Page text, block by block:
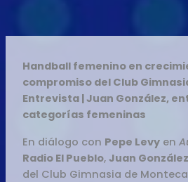
Handball femenino en
compromiso del Club
Entrevista | Juan González,
categorías femeninas
En diálogo con Pepe Levy en
Radio El Pueblo,Juan
del Club Gimnasia de